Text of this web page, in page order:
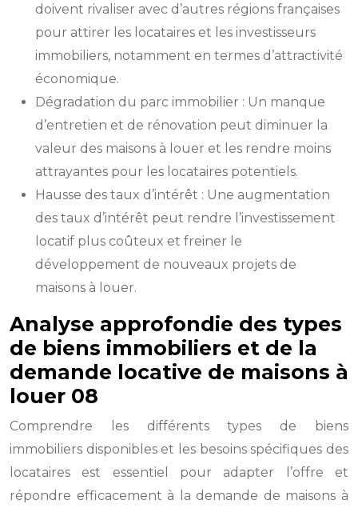
doivent rivaliser avec d’autres régions françaises
pour attirer les locataires et les investisseurs
immobiliers, notamment en termes d’attractivité
économique.
Dégradation du parc immobilier : Un manque
d’entretien et de rénovation peut diminuer la
valeur des maisons à louer et les rendre moins
attrayantes pour les locataires potentiels.
Hausse des taux d’intérêt : Une augmentation
des taux d’intérêt peut rendre l’investissement
locatif plus coûteux et freiner le
développement de nouveaux projets de
maisons à louer.
Analyse approfondie des types
de biens immobiliers et de la
demande locative de maisons à
louer 08
Comprendre les différents types de biens
immobiliers disponibles et les besoins spécifiques des
locataires est essentiel pour adapter l’offre et
répondre efficacement à la demande de maisons à